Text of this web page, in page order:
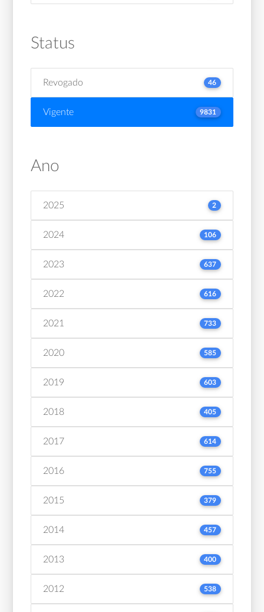
Status
Revogado 46
Vigente 9831
Ano
2025 2
2024 106
2023 637
2022 616
2021 733
2020 585
2019 603
2018 405
2017 614
2016 755
2015 379
2014 457
2013 400
2012 538